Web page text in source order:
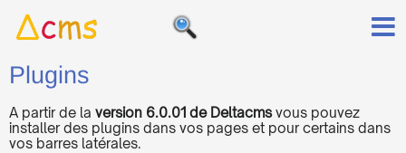
Plugins
A partir de la version 6.0.01 de Deltacmsvous pouvez
installer des plugins dans vos pages et pour certains dans
vos barres latérales.